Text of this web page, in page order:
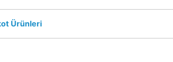
Ürünleri